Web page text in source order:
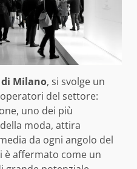
di Milano, si svolge un
del settore:
uno dei più
moda, attira
da ogni angolo del
è affermato come un